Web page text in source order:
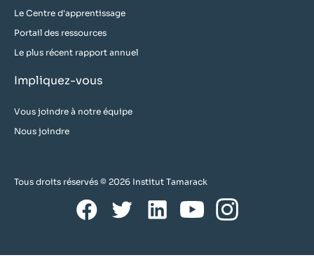
Le Centre d'apprentissage
Portail des ressources
Le plus récent rapport annuel
Impliquez-vous
Vous joindre à notre équipe
Nous joindre
Tous droits réservés © 2026 Institut Tamarack